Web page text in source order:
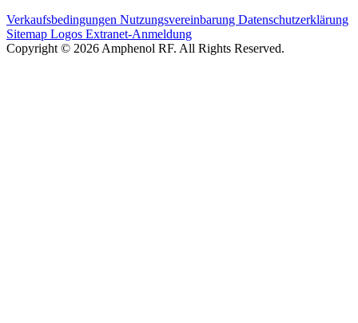
Verkaufsbedingungen Nutzungsvereinbarung Datenschutzerklärung
Sitemap Logos Extranet-Anmeldung
Copyright © 2026 Amphenol RF. All Rights Reserved.